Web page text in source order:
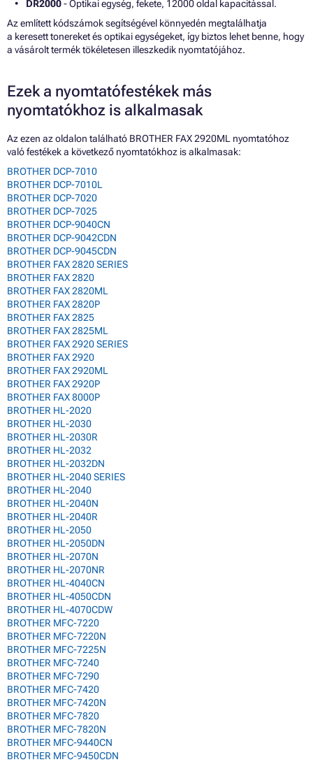
DR2000- Optikai egység, fekete, 12000 oldal kapacitással.
Az említett kódszámok segítségével könnyedén megtalálhatja
a keresett tonereket és optikai egységeket, így biztos lehet benne, hogy
a vásárolt termék tökéletesen illeszkedik nyomtatójához.
Ezek a nyomtatófestékek más
nyomtatókhoz is alkalmasak
Az ezen az oldalon található BROTHER FAX 2920ML nyomtatóhoz
való festékek a következő nyomtatókhoz is alkalmasak:
BROTHER DCP-7010
BROTHER DCP-7010L
BROTHER DCP-7020
BROTHER DCP-7025
BROTHER DCP-9040CN
BROTHER DCP-9042CDN
BROTHER DCP-9045CDN
BROTHER FAX 2820 SERIES
BROTHER FAX 2820
BROTHER FAX 2820ML
BROTHER FAX 2820P
BROTHER FAX 2825
BROTHER FAX 2825ML
BROTHER FAX 2920 SERIES
BROTHER FAX 2920
BROTHER FAX 2920ML
BROTHER FAX 2920P
BROTHER FAX 8000P
BROTHER HL-2020
BROTHER HL-2030
BROTHER HL-2030R
BROTHER HL-2032
BROTHER HL-2032DN
BROTHER HL-2040 SERIES
BROTHER HL-2040
BROTHER HL-2040N
BROTHER HL-2040R
BROTHER HL-2050
BROTHER HL-2050DN
BROTHER HL-2070N
BROTHER HL-2070NR
BROTHER HL-4040CN
BROTHER HL-4050CDN
BROTHER HL-4070CDW
BROTHER MFC-7220
BROTHER MFC-7220N
BROTHER MFC-7225N
BROTHER MFC-7240
BROTHER MFC-7290
BROTHER MFC-7420
BROTHER MFC-7420N
BROTHER MFC-7820
BROTHER MFC-7820N
BROTHER MFC-9440CN
BROTHER MFC-9450CDN